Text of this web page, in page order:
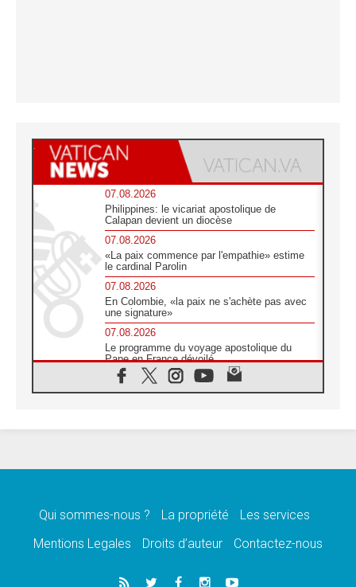
07.08.2026
Philippines: le vicariat apostolique de
Calapan devient un diocèse
07.08.2026
«La paix commence par l'empathie» estime
le cardinal Parolin
07.08.2026
En Colombie, «la paix ne s'achète pas avec
une signature»
07.08.2026
Le programme du voyage apostolique du
Pape en France dévoilé
07.08.2026
1ère Conférence continentale sur l'éducation
07.08.2026
07.08.2026
lancement des «dix jours de prière pour la
paix»
06.08.2026
Qui sommes-nous ? La propriété
Les services
Mentions Legales
Droits d’auteur Contactez-nous